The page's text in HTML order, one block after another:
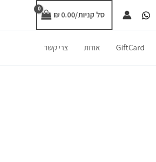
סל קניות/ ₪0.00
GiftCard אודות צרי קשר